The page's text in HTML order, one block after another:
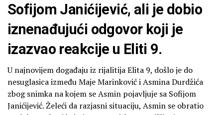
Sofijom Janićijević, ali je dobio
iznenađujući odgovor koji je
izazvao reakcije u Eliti 9.
U najnovijem događaju iz rijalitija Elita 9, došlo je do
nesuglasica između Maje Marinković i Asmina Durdžića
zbog snimka na kojem se Asmin pojavljuje sa Sofijom
Janićijević. Želeći da razjasni situaciju, Asmin se obratio